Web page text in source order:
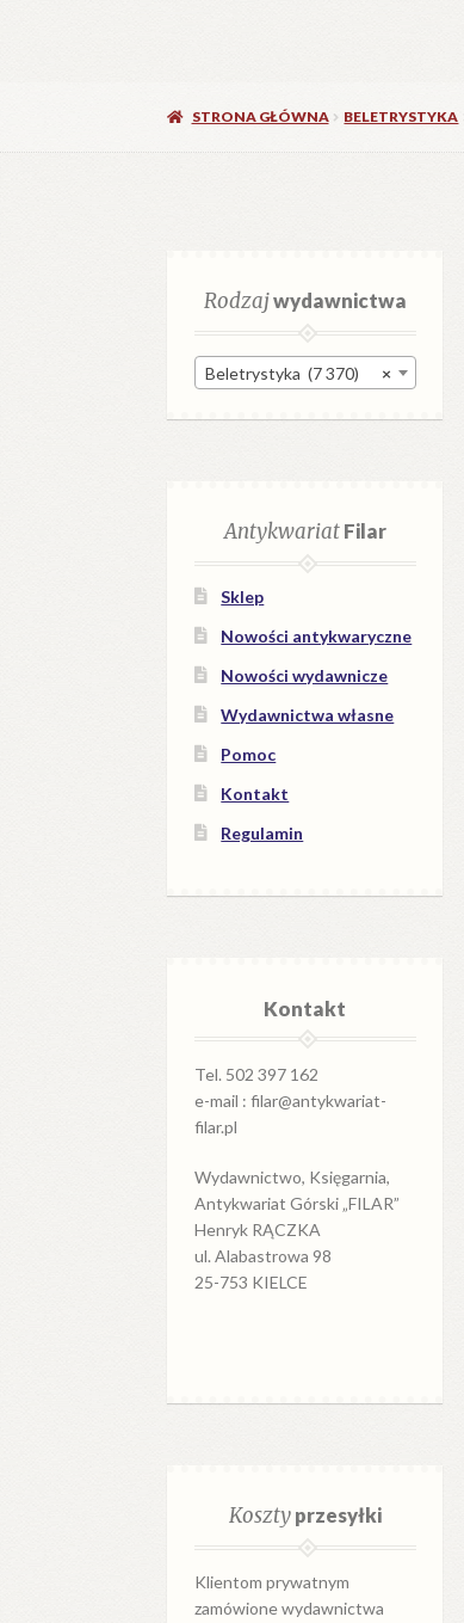
STRONA GŁÓWNA BELETRYSTYKA
Rodzajwydawnictwa
×
Beletrystyka (7 370)
AntykwariatFilar
Sklep
Nowości antykwaryczne
Nowości wydawnicze
Wydawnictwa własne
Pomoc
Kontakt
Regulamin
Kontakt
Tel. 502 397 162
e-mail : filar@antykwariat-
filar.pl
Wydawnictwo, Księgarnia,
Antykwariat Górski „FILAR”
Henryk RĄCZKA
ul. Alabastrowa 98
25-753 KIELCE
Kosztyprzesyłki
Klientom prywatnym
zamówione wydawnictwa